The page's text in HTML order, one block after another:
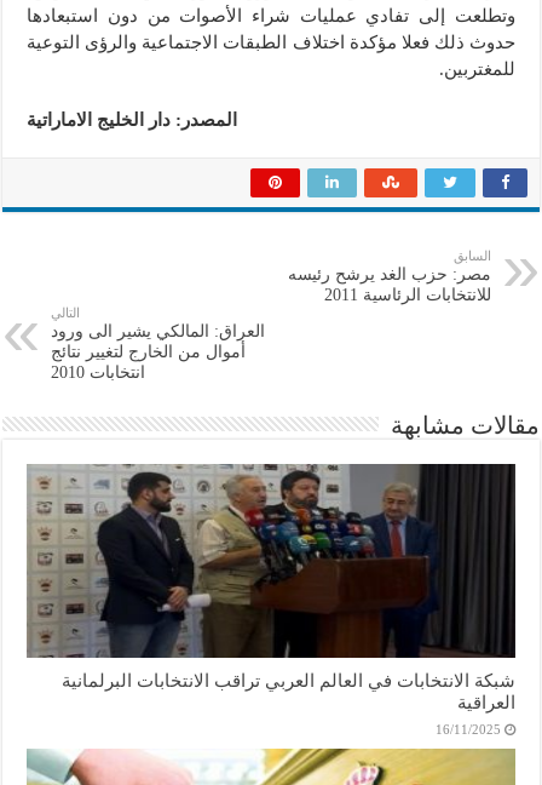
وتطلعت إلى تفادي عمليات شراء الأصوات من دون استبعادها
حدوث ذلك فعلا مؤكدة اختلاف الطبقات الاجتماعية والرؤى التوعية
للمغتربين.
المصدر: دار الخليج الاماراتية
السابق
مصر: حزب الغد يرشح رئيسه
للانتخابات الرئاسية 2011
التالي
العراق: المالكي يشير الى ورود
أموال من الخارج لتغيير نتائج
انتخابات 2010
مقالات مشابهة
شبكة الانتخابات في العالم العربي تراقب الانتخابات البرلمانية
العراقية
16/11/2025